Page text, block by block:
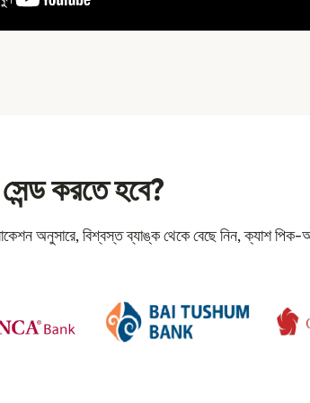
করতে হবে?
অনুসারে, বিশ্বস্ত ব্যাঙ্ক থেকে বেছে নিন, ক্যাশ